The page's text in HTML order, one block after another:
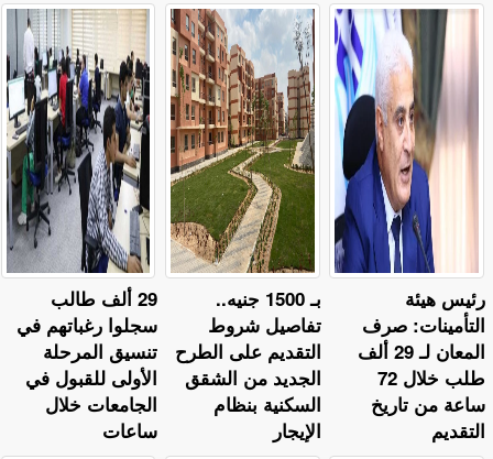
29 ألف طالب
سجلوا رغباتهم في
تنسيق المرحلة
الأولى للقبول في
الجامعات خلال
ساعات
بـ 1500 جنيه..
تفاصيل شروط
التقديم على الطرح
الجديد من الشقق
السكنية بنظام
الإيجار
رئيس هيئة
التأمينات: صرف
المعان لـ 29 ألف
طلب خلال 72
ساعة من تاريخ
التقديم